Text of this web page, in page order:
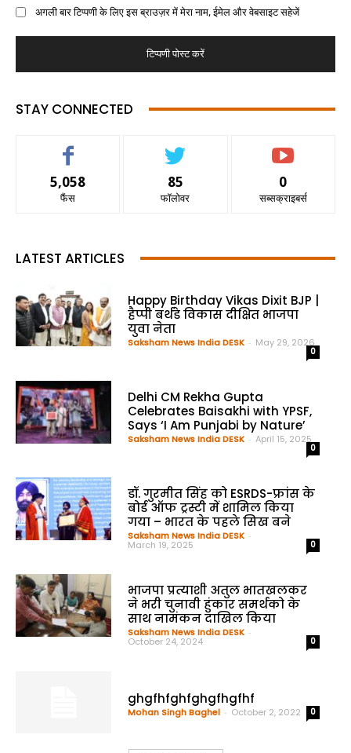
अगली बार टिप्पणी के लिए इस ब्राउज़र में मेरा नाम, ईमेल और वेबसाइट सहेजें
STAY CONNECTED
5,058
फैंस
85
फॉलोवर
0
सब्सक्राइबर्स
LATEST ARTICLES
Happy Birthday Vikas Dixit BJP |
हैप्पी बर्थडे विकास दीक्षित भाजपा
युवा नेता
Saksham News India DESK - May 29, 2026
0
Delhi CM Rekha Gupta
Celebrates Baisakhi with YPSF,
Says ‘I Am Punjabi by Nature’
Saksham News India DESK - April 15, 2025
0
डॉ. गुरमीत सिंह को ESRDS-फ्रांस के
बोर्ड ऑफ ट्रस्टी में शामिल किया
गया – भारत के पहले सिख बने
Saksham News India DESK -
March 19, 2025 0
भाजपा प्रत्याशी अतुल भातखलकर
ने भरी चुनावी हुंकार समर्थको के
साथ नामंकन दाखिल किया
Saksham News India DESK -
October 24, 2024 0
ghgfhfghfghgfhgfhf
Mohan Singh Baghel - October 2, 2022 0